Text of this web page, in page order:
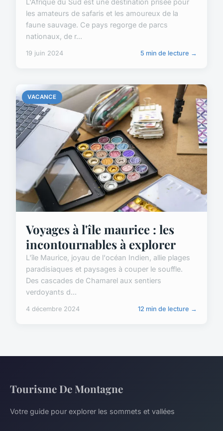
L'Afrique du Sud est une destination prisée pour
les amateurs de safaris et les amoureux de la
faune sauvage. Ce pays regorge de parcs
nationaux, de r...
19 juin 2024 5 min de lecture →
VACANCE
Voyages à l'île maurice : les
incontournables à explorer
L'île Maurice, joyau de l'océan Indien, allie plages
paradisiaques et paysages à couper le souffle.
Des cascades de Chamarel aux sentiers
verdoyants d...
4 décembre 2024 12 min de lecture →
Tourisme De Montagne
Votre guide pour explorer les sommets et vallées